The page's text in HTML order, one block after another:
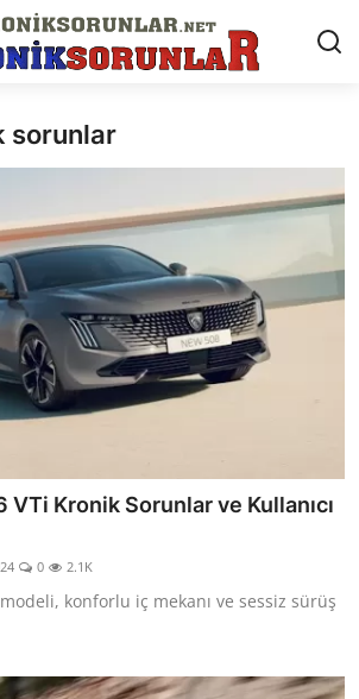
sorunlar
VTi Kronik Sorunlar ve Kullanıcı
0 2.1K
konforlu iç mekanı ve sessiz sürüş